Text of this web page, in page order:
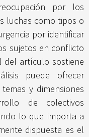
por los
luchas como tipos o
por identificar
sujetos en conflicto
del artículo sostiene
puede ofrecer
y dimensiones
de colectivos
lo que importa a
dispuesta es el